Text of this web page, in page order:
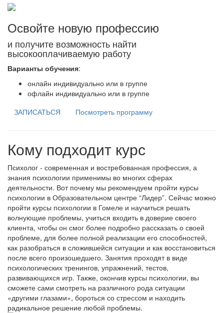
Освойте новую профессию
и получите возможность найти
высокооплачиваемую работу
Варианты обучения:
онлайн индивидуально или в группе
офлайн индивидуально или в группе
ЗАПИСАТЬСЯ
Посмотреть программу
Кому подходит курс
Психолог - современная и востребованная профессия, а
знания психологии применимы во многих сферах
деятельности. Вот почему мы рекомендуем пройти курсы
психологии в Образовательном центре “Лидер”. Сейчас можно
пройти курсы психологии в Гомеле и научиться решать
волнующие проблемы, учиться входить в доверие своего
клиента, чтобы он смог более подробно рассказать о своей
проблеме, для более полной реализации его способностей,
как разобраться в сложившейся ситуации и как восстановиться
после всего произошедшего. Занятия проходят в виде
психологических тренингов, упражнений, тестов,
развивающихся игр. Также, окончив курсы психологии, вы
сможете сами смотреть на различного рода ситуации
«другими глазами», бороться со стрессом и находить
радикальное решение любой проблемы.